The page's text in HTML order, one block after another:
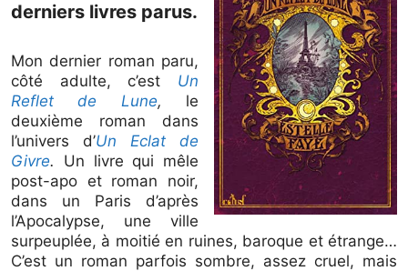
derniers livres parus.
Mon dernier roman paru,
côté adulte, c’est Un
Reflet de Lune, le
deuxième roman dans
l’univers d’Un Eclat de
Givre. Un livre qui mêle
post-apo et roman noir,
dans un Paris d’après
l’Apocalypse, une ville
surpeuplée, à moitié en ruines, baroque et étrange…
C’est un roman parfois sombre, assez cruel, mais